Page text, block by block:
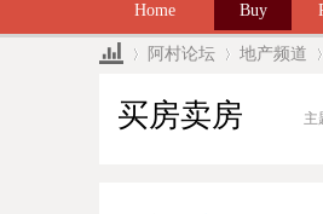
Home
Buy
阿村论坛 地产频道
买房卖房 主